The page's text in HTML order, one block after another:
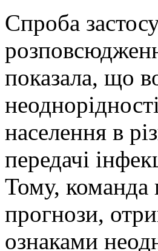
Спроба
показала, що
населення в
передачі
Тому, команда
прогнози,
ознаками